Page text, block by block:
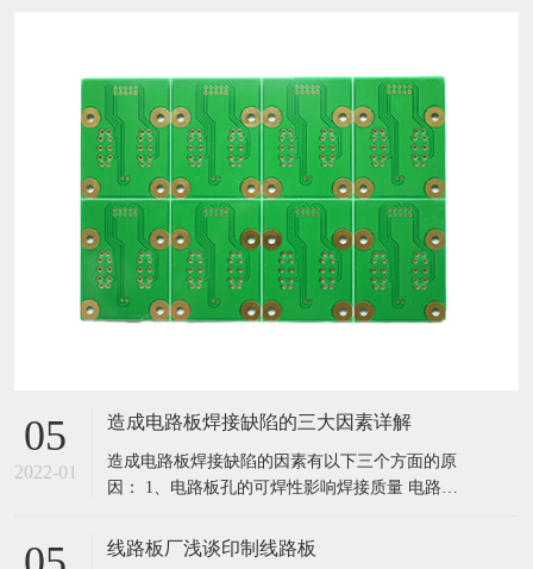
05
2022-01
造成电路板焊接缺陷的三大因素详解
造成电路板焊接缺陷的因素有以下三个方面的原
因： 1、电路板孔的可焊性影响焊接质量 电路板
元件的参数，导致多层板元器件和内层线导通不
线路板厂浅谈印制线路板